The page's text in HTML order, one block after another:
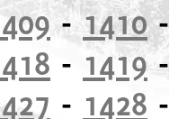
-1410
- 1419
- 1428